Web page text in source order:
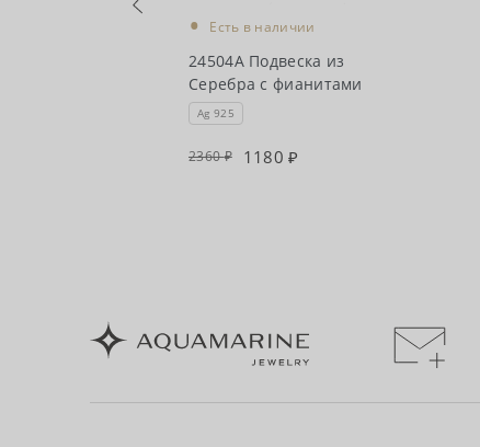
• Есть в наличии
24504А Подвеска из
Серебра с фианитами
Ag 925
2360 1180